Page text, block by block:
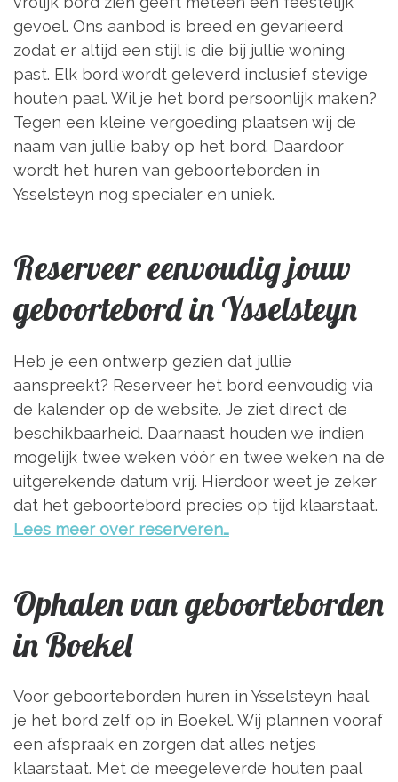
gevoel. Ons aanbod is breed en gevarieerd
zodat er altijd een stijl is die bij jullie woning
past. Elk bord wordt geleverd inclusief stevige
houten paal. Wil je het bord persoonlijk maken?
Tegen een kleine vergoeding plaatsen wij de
naam van jullie baby op het bord. Daardoor
wordt het huren van geboorteborden in
Ysselsteyn nog specialer en uniek.
Reserveer eenvoudig jouw
geboortebord in Ysselsteyn
Heb je een ontwerp gezien dat jullie
aanspreekt? Reserveer het bord eenvoudig via
de kalender op de website. Je ziet direct de
beschikbaarheid. Daarnaast houden we indien
mogelijk twee weken vóór en twee weken na de
uitgerekende datum vrij. Hierdoor weet je zeker
dat het geboortebord precies op tijd klaarstaat.
Lees meer over reserveren…
Ophalen van geboorteborden
in Boekel
Voor geboorteborden huren in Ysselsteyn haal
je het bord zelf op in Boekel. Wij plannen vooraf
een afspraak en zorgen dat alles netjes
klaarstaat. Met de meegeleverde houten paal